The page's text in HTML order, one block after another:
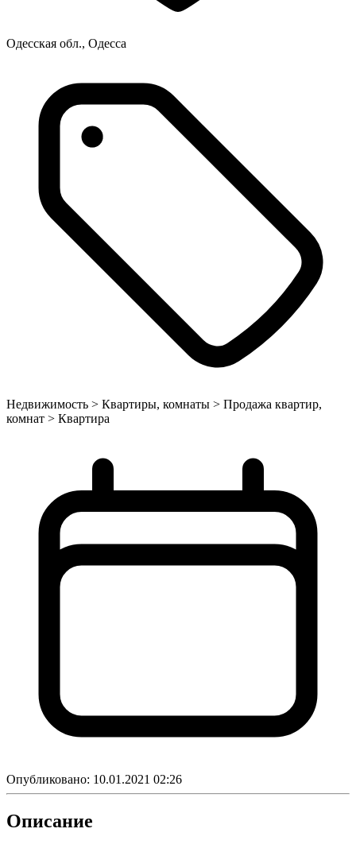
Одесская обл., Одесса
Недвижимость > Квартиры, комнаты > Продажа квартир,
комнат > Квартира
Опубликовано: 10.01.2021 02:26
Описание